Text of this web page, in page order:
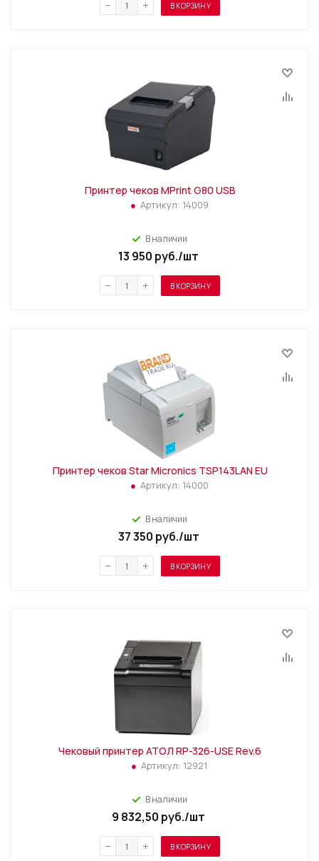
В КОРЗИНУ
Принтер чеков MPrint G80 USB
Артикул: 14009
В наличии
13 950 руб./шт
В КОРЗИНУ
Принтер чеков Star Micronics TSP143LAN EU
Артикул: 14000
В наличии
37 350 руб./шт
В КОРЗИНУ
Чековый принтер АТОЛ RP-326-USE Rev.6
Артикул: 12921
В наличии
9 832,50 руб./шт
В КОРЗИНУ